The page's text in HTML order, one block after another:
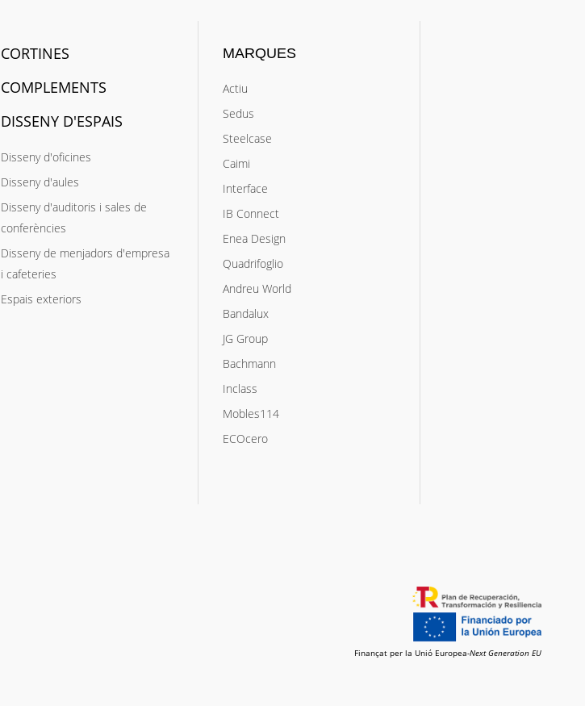
CORTINES
COMPLEMENTS
DISSENY D'ESPAIS
Disseny d'oficines
Disseny d'aules
Disseny d'auditoris i sales de
conferències
Disseny de menjadors d'empresa
i cafeteries
Espais exteriors
MARQUES
Actiu
Sedus
Steelcase
Caimi
Interface
IB Connect
Enea Design
Quadrifoglio
Andreu World
Bandalux
JG Group
Bachmann
Inclass
Mobles114
ECOcero
Finançat per la Unió Europea-Next Generation EU